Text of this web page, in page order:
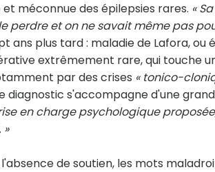
méconnue des épilepsies rares. «
perdre et on ne savait même pas
ans plus tard : maladie de Lafora, ou
extrêmement rare, qui touche
par des crises « tonico-
s'accompagne d'une
en charge psychologique
»
de soutien, les mots